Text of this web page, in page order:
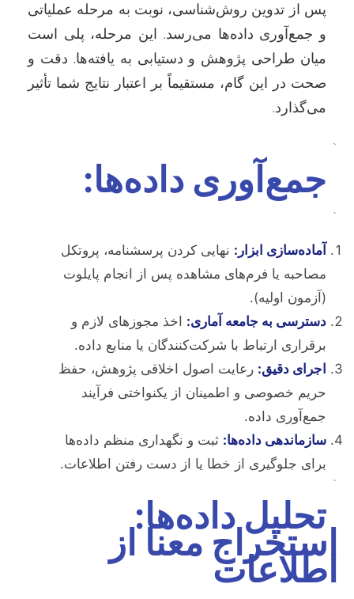
پس از تدوین روش‌شناسی، نوبت به مرحله عملیاتی
و جمع‌آوری داده‌ها می‌رسد. این مرحله، پلی است
میان طراحی پژوهش و دستیابی به یافته‌ها. دقت و
صحت در این گام، مستقیماً بر اعتبار نتایج شما تأثیر
می‌گذارد.
`
جمع‌آوری داده‌ها:
`
آماده‌سازی ابزار: نهایی کردن پرسشنامه، پروتکل
مصاحبه یا فرم‌های مشاهده پس از انجام پایلوت
(آزمون اولیه).
دسترسی به جامعه آماری: اخذ مجوزهای لازم و
برقراری ارتباط با شرکت‌کنندگان یا منابع داده.
اجرای دقیق: رعایت اصول اخلاقی پژوهش، حفظ
حریم خصوصی و اطمینان از یکنواختی فرآیند
جمع‌آوری داده.
سازماندهی داده‌ها: ثبت و نگهداری منظم داده‌ها
برای جلوگیری از خطا یا از دست رفتن اطلاعات.
`
تحلیل داده‌ها:
استخراج معنا از
اطلاعات